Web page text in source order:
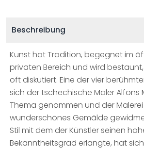
Beschreibung
Kunst hat Tradition, begegnet im
privaten Bereich und wird
oft diskutiert. Eine der vier
sich der tschechische Maler Alfons
Thema genommen und der
wunderschönes Gemälde
Stil mit dem der Künstler seinen
Bekanntheitsgrad erlangte, hat